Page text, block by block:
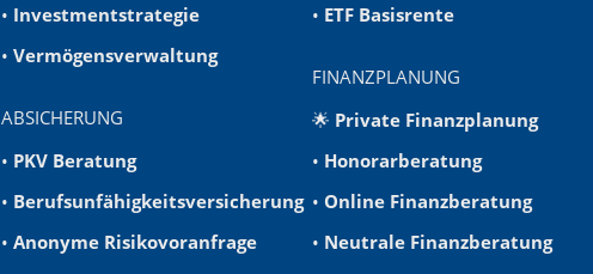
• Investmentstrategie
• Vermögensverwaltung
ABSICHERUNG
• PKV Beratung
• Berufsunfähigkeitsversicherung
• Anonyme Risikovoranfrage
• ETF Basisrente
FINANZPLANUNG
🌟 Private Finanzplanung
• Honorarberatung
• Online Finanzberatung
• Neutrale Finanzberatung